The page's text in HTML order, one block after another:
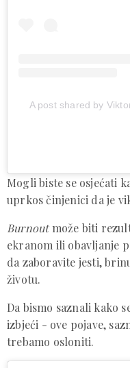
A post shared by
Mogli biste se osjećati
uprkos činjenici da je
Burnout može biti
ekranom ili obavljanje
da zaboravite jesti,
životu.
Da bismo saznali kako
izbjeći - ove pojave,
trebamo osloniti.